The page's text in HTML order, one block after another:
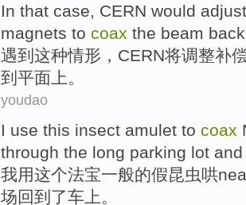
In that case, CERN would adjust
magnets to coax the beam
遇到 这种情形 ， CERN将调整补
到 平面 上。
youdao
I use this insect amulet to coax
through the long parking lot
我用这个法宝一般的假昆虫哄
场回到了车上 。